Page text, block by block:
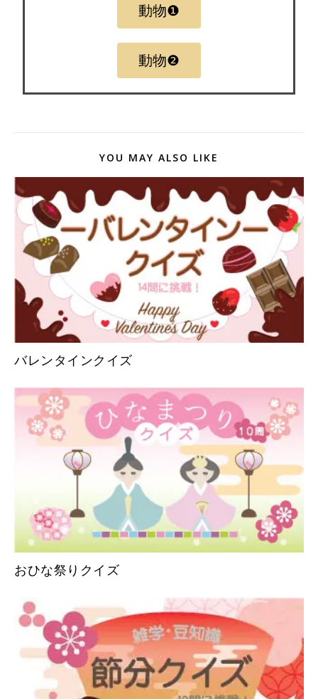
動物❶
動物❷
YOU MAY ALSO LIKE
バレンタインクイズ
おひな祭りクイズ